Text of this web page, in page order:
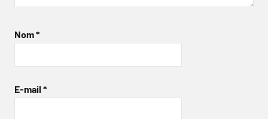
Nom*
E-mail *